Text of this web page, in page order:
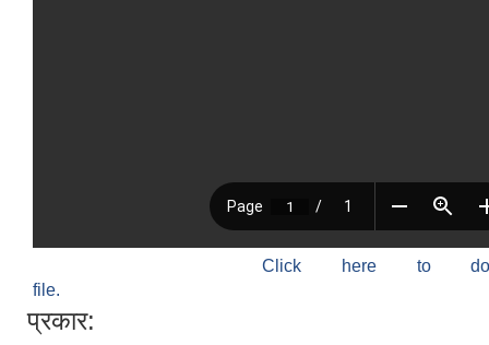
Click here to
file.
प्रकार: